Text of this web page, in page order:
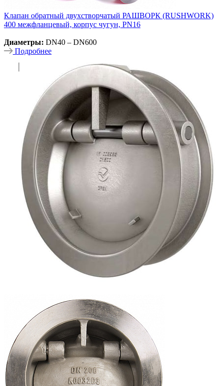
Клапан обратный двухстворчатый РАШВОРК (RUSHWORK)
400 межфланцевый, корпус чугун, PN16
Диаметры: DN40 – DN600
Подробнее